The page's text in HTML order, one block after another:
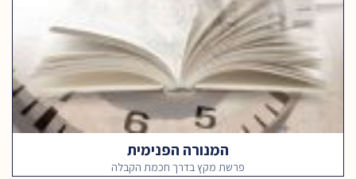
המנורה הפנימית
פרשת מקץ בדרך חכמת הקבלה